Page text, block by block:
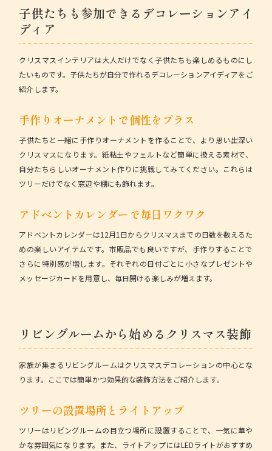
子供たちも参加できるデコレーションアイ
ディア
クリスマスインテリアは大人だけでなく子供たちも楽しめるものにし
たいものです。子供たちが自分で作れるデコレーションアイディアをご
紹介します。
手作りオーナメントで個性をプラス
子供たちと一緒に手作りオーナメントを作ることで、より思い出深い
クリスマスになります。紙粘土やフェルトなど簡単に扱える素材で、
自分たちらしいオーナメント作りに挑戦してみてください。これらは
ツリーだけでなく窓辺や棚にも飾れます。
アドベントカレンダーで毎日ワクワク
アドベントカレンダーは12月1日からクリスマスまでの日数を数えるた
めの楽しいアイテムです。市販品でも良いですが、手作りすることで
さらに特別感が増します。それぞれの日付ごとに小さなプレゼントや
メッセージカードを用意し、毎日開ける楽しみが増えます。
リビングルームから始めるクリスマス装飾
家族が集まるリビングルームはクリスマスデコレーションの中心とな
ります。ここでは簡単かつ効果的な装飾方法をご紹介します。
ツリーの設置場所とライトアップ
ツリーはリビングルームの目立つ場所に設置することで、一気に華や
かな雰囲気になります。また、ライトアップにはLEDライトがおすすめ